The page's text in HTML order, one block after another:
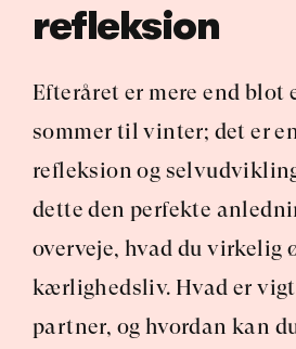
refleksion
Efteråret er mere end blot
sommer til vinter; det er
refleksion og
dette den perfekte
overveje, hvad du virkelig
kærlighedsliv. Hvad er
partner, og hvordan kan